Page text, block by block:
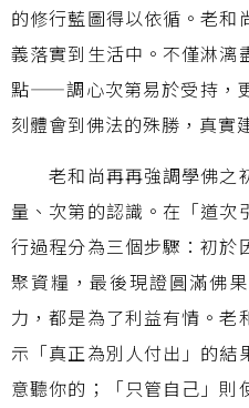
的修行藍圖得以依循。老和
義落實到生活中。不僅淋漓
點——調心次第易於受持，
刻體會到佛法的殊勝，真實
老和尚再再強調學佛之
量、次第的認識。在「道次
行過程分為三個步驟：初於
聚資糧，最後現證圓滿佛
力，都是為了利益有情。老
示「真正為別人付出」的結
意聽你的；「只管自己」則